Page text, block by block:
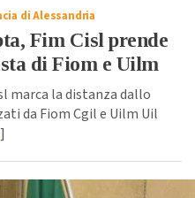
di Alessandria
Fim Cisl prende
di Fiom e Uilm
marca la distanza dallo
da Fiom Cgil e Uilm Uil
]